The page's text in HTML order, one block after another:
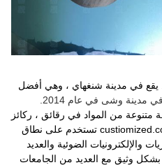
يقع في مدينة شنغهاي ، وهي أفضل
وشى في عام 2014.
من المواد في رقائق ، ركائز
وأجزاء الزجاج البصري custiomized.components تستخدم على نطاق
والإلكترونيات الضوئية والعديد
بشكل وثيق مع العديد من الجامعات